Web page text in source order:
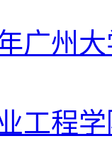
年广州
工程